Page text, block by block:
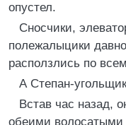
опустел.
Сносчики,
полежалыцики
расползлись по
А Степан-
Встав час назад,
обеими волосатыми